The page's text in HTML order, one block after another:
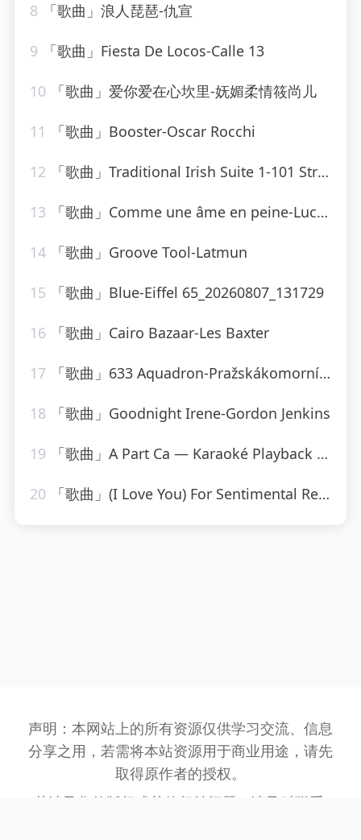
8 「歌曲」浪人琵琶-仇宣
9 「歌曲」Fiesta De Locos-Calle 13
10 「歌曲」爱你爱在心坎里-妩媚柔情筱尚儿
11 「歌曲」Booster-Oscar Rocchi
12 「歌曲」Traditional Irish Suite 1-101 Strings Orchestra
13 「歌曲」Comme une âme en peine-Lucky Blondo
14 「歌曲」Groove Tool-Latmun
15 「歌曲」Blue-Eiffel 65_20260807_131729
16 「歌曲」Cairo Bazaar-Les Baxter
17 「歌曲」633 Aquadron-Pražskákomornífilharmonie
18 「歌曲」Goodnight Irene-Gordon Jenkins
19 「歌曲」A Part Ca — Karaoké Playback Instrumental — Rendu Célèbre Par Jacques Dutronc-Karaoke
20 「歌曲」(I Love You) For Sentimental Reasons-John Leyton
声明：本网站上的所有资源仅供学习交流、信息
分享之用，若需将本站资源用于商业用途，请先
取得原作者的授权。
若涉及您的版权或其他权益问题，请及时联系: